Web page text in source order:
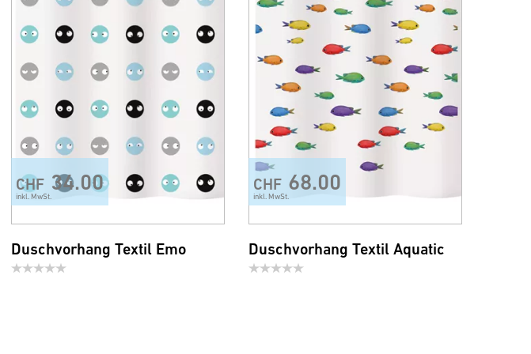
CHF 34.00
inkl. MwSt.
Duschvorhang Textil Emo
CHF 68.00
inkl. MwSt.
Duschvorhang Textil Aquatic